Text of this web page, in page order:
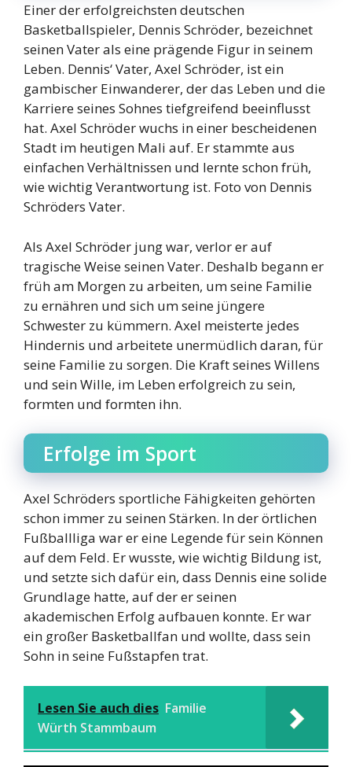
Einer der erfolgreichsten deutschen
Basketballspieler, Dennis Schröder, bezeichnet
seinen Vater als eine prägende Figur in seinem
Leben. Dennis‘ Vater, Axel Schröder, ist ein
gambischer Einwanderer, der das Leben und die
Karriere seines Sohnes tiefgreifend beeinflusst
hat. Axel Schröder wuchs in einer bescheidenen
Stadt im heutigen Mali auf. Er stammte aus
einfachen Verhältnissen und lernte schon früh,
wie wichtig Verantwortung ist. Foto von Dennis
Schröders Vater.
Als Axel Schröder jung war, verlor er auf
tragische Weise seinen Vater. Deshalb begann er
früh am Morgen zu arbeiten, um seine Familie
zu ernähren und sich um seine jüngere
Schwester zu kümmern. Axel meisterte jedes
Hindernis und arbeitete unermüdlich daran, für
seine Familie zu sorgen. Die Kraft seines Willens
und sein Wille, im Leben erfolgreich zu sein,
formten und formten ihn.
Erfolge im Sport
Axel Schröders sportliche Fähigkeiten gehörten
schon immer zu seinen Stärken. In der örtlichen
Fußballliga war er eine Legende für sein Können
auf dem Feld. Er wusste, wie wichtig Bildung ist,
und setzte sich dafür ein, dass Dennis eine solide
Grundlage hatte, auf der er seinen
akademischen Erfolg aufbauen konnte. Er war
ein großer Basketballfan und wollte, dass sein
Sohn in seine Fußstapfen trat.
Lesen Sie auch dies Familie
Würth Stammbaum